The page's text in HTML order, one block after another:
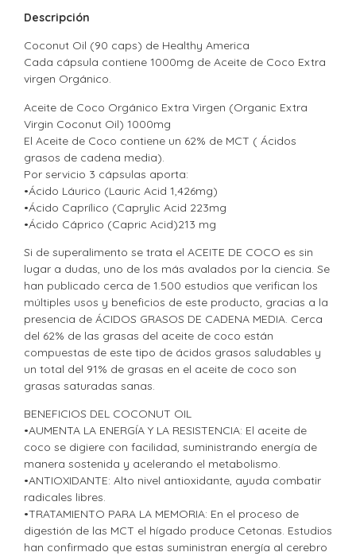
Descripción
Coconut Oil (90 caps) de Healthy America
Cada cápsula contiene 1000mg de Aceite de Coco Extra
virgen Orgánico.
Aceite de Coco Orgánico Extra Virgen (Organic Extra
Virgin Coconut Oil) 1000mg
El Aceite de Coco contiene un 62% de MCT ( Ácidos
grasos de cadena media).
Por servicio 3 cápsulas aporta:
•Ácido Láurico (Lauric Acid 1,426mg)
•Ácido Caprílico (Caprylic Acid 223mg
•Ácido Cáprico (Capric Acid)213 mg
Si de superalimento se trata el ACEITE DE COCO es sin
lugar a dudas, uno de los más avalados por la ciencia. Se
han publicado cerca de 1.500 estudios que verifican los
múltiples usos y beneficios de este producto, gracias a la
presencia de ÁCIDOS GRASOS DE CADENA MEDIA. Cerca
del 62% de las grasas del aceite de coco están
compuestas de este tipo de ácidos grasos saludables y
un total del 91% de grasas en el aceite de coco son
grasas saturadas sanas.
BENEFICIOS DEL COCONUT OIL
•AUMENTA LA ENERGÍA Y LA RESISTENCIA: El aceite de
coco se digiere con facilidad, suministrando energía de
manera sostenida y acelerando el metabolismo.
•ANTIOXIDANTE: Alto nivel antioxidante, ayuda combatir
radicales libres.
•TRATAMIENTO PARA LA MEMORIA: En el proceso de
digestión de las MCT el hígado produce Cetonas. Estudios
han confirmado que estas suministran energía al cerebro